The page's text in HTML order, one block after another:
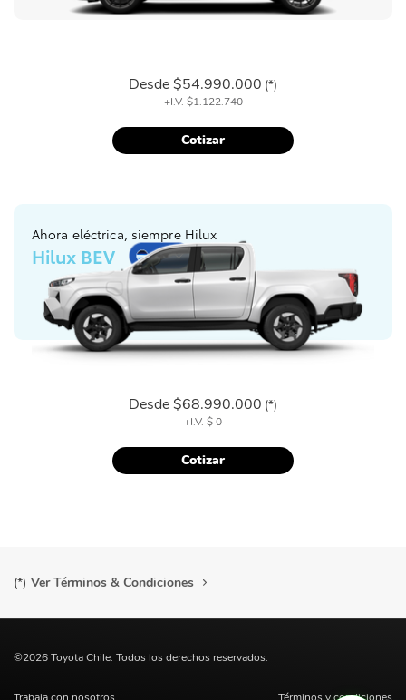
Desde$54.990.000 (*)
+I.V. $1.122.740
Cotizar
Ahora eléctrica, siempre Hilux
Hilux BEV
Desde$68.990.000 (*)
+I.V. $ 0
Cotizar
(*) Ver Términos & Condiciones
©2026 Toyota Chile. Todos los derechos reservados.